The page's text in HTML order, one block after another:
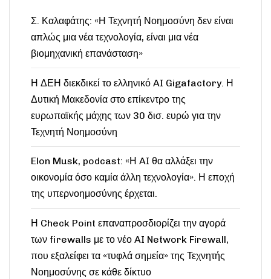
Σ. Καλαφάτης: «Η Τεχνητή Νοημοσύνη δεν είναι
απλώς μια νέα τεχνολογία, είναι μια νέα
βιομηχανική επανάσταση»
Η ΔΕΗ διεκδικεί το ελληνικό AI Gigafactory. Η
Δυτική Μακεδονία στο επίκεντρο της
ευρωπαϊκής μάχης των 30 δισ. ευρώ για την
Τεχνητή Νοημοσύνη
Elon Musk, podcast: «Η AI θα αλλάξει την
οικονομία όσο καμία άλλη τεχνολογία». Η εποχή
της υπερνοημοσύνης έρχεται.
Η Check Point επαναπροσδιορίζει την αγορά
των firewalls με το νέο AI Network Firewall,
που εξαλείφει τα «τυφλά σημεία» της Τεχνητής
Νοημοσύνης σε κάθε δίκτυο